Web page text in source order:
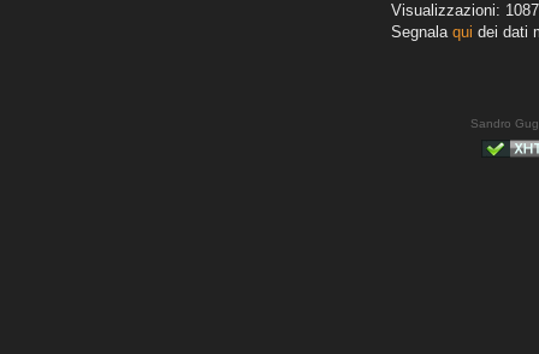
Visualizzazioni: 1087
Segnala qui dei dati
Sandro